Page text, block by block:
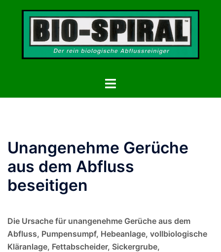
Menü
Unangenehme Gerüche
aus dem Abfluss
beseitigen
Die Ursache für unangenehme Gerüche aus dem
Abfluss, Pumpensumpf, Hebeanlage, vollbiologische
Kläranlage, Fettabscheider, Sickergrube,